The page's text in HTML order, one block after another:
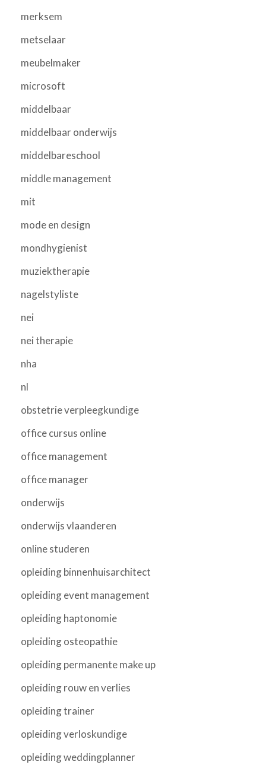
merksem
metselaar
meubelmaker
microsoft
middelbaar
middelbaar onderwijs
middelbareschool
middle management
mit
mode en design
mondhygienist
muziektherapie
nagelstyliste
nei
nei therapie
nha
nl
obstetrie verpleegkundige
office cursus online
office management
office manager
onderwijs
onderwijs vlaanderen
online studeren
opleiding binnenhuisarchitect
opleiding event management
opleiding haptonomie
opleiding osteopathie
opleiding permanente make up
opleiding rouw en verlies
opleiding trainer
opleiding verloskundige
opleiding weddingplanner